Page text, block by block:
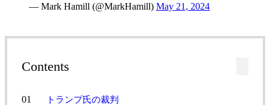
— Mark Hamill (@MarkHamill) May 21, 2024
Contents
トランプ氏の裁判